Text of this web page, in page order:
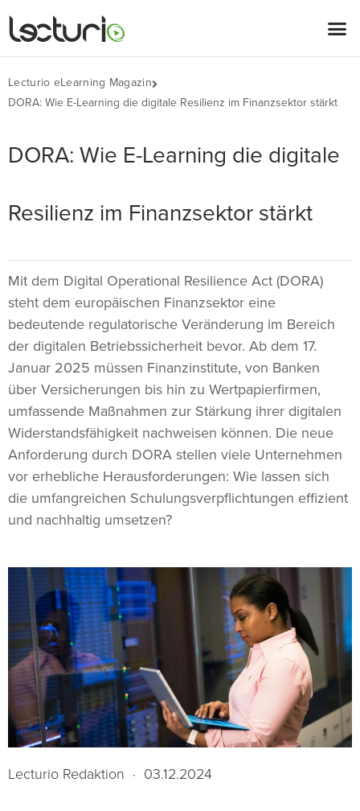
Lecturio eLearning Magazin
DORA: Wie E-Learning die digitale Resilienz im Finanzsektor stärkt
DORA: Wie E-Learning die digitale
Resilienz im Finanzsektor stärkt
Mit dem Digital Operational Resilience Act (DORA)
steht dem europäischen Finanzsektor eine
bedeutende regulatorische Veränderung im Bereich
der digitalen Betriebssicherheit bevor. Ab dem 17.
Januar 2025 müssen Finanzinstitute, von Banken
über Versicherungen bis hin zu Wertpapierfirmen,
umfassende Maßnahmen zur Stärkung ihrer digitalen
Widerstandsfähigkeit nachweisen können. Die neue
Anforderung durch DORA stellen viele Unternehmen
vor erhebliche Herausforderungen: Wie lassen sich
die umfangreichen Schulungsverpflichtungen effizient
und nachhaltig umsetzen?
Lecturio Redaktion · 03.12.2024